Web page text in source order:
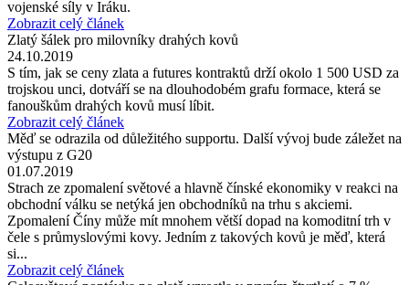
vojenské síly v Iráku.
Zobrazit celý článek
Zlatý šálek pro milovníky drahých kovů
24.10.2019
S tím, jak se ceny zlata a futures kontraktů drží okolo 1 500 USD za
trojskou unci, dotváří se na dlouhodobém grafu formace, která se
fanouškům drahých kovů musí líbit.
Zobrazit celý článek
Měď se odrazila od důležitého supportu. Další vývoj bude záležet na
výstupu z G20
01.07.2019
Strach ze zpomalení světové a hlavně čínské ekonomiky v reakci na
obchodní válku se netýká jen obchodníků na trhu s akciemi.
Zpomalení Číny může mít mnohem větší dopad na komoditní trh v
čele s průmyslovými kovy. Jedním z takových kovů je měď, která
si...
Zobrazit celý článek